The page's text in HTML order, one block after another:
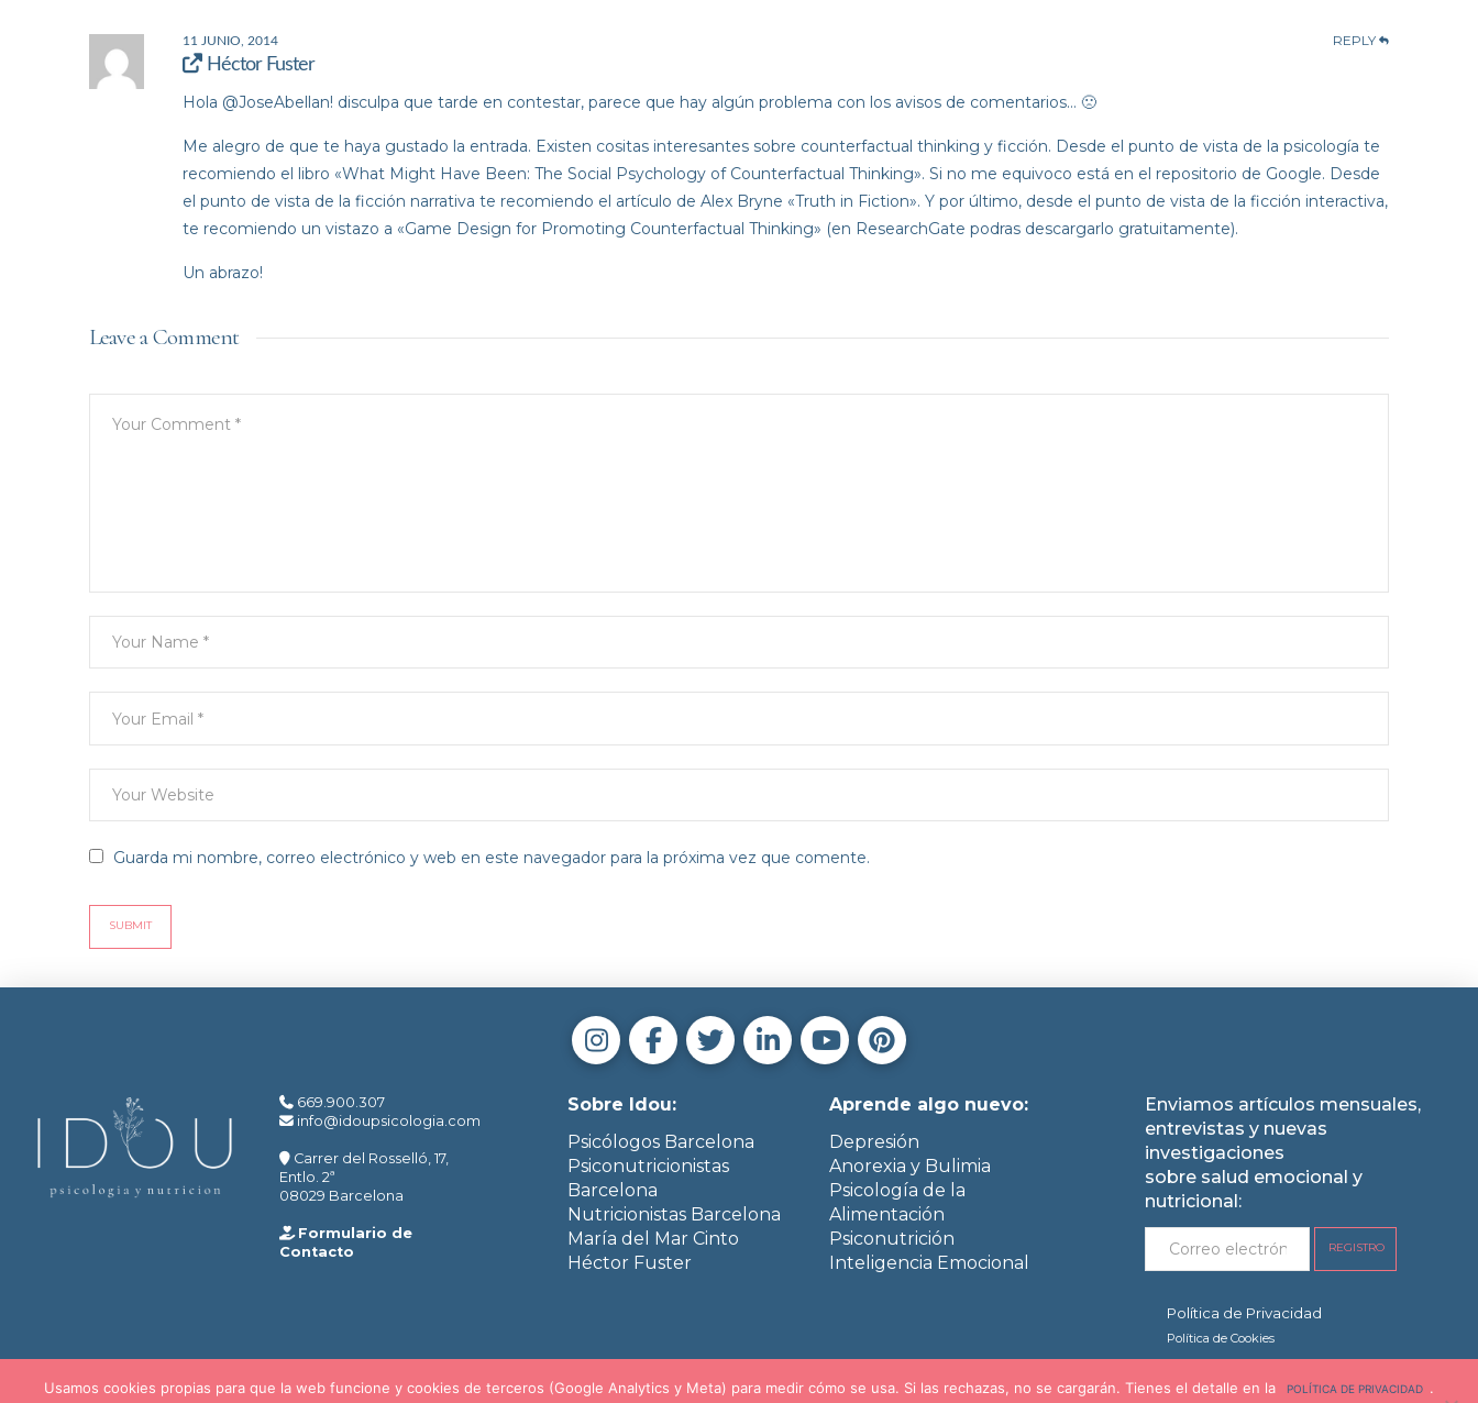
11 JUNIO, 2014 REPLY
Héctor Fuster
Hola @JoseAbellan! disculpa que tarde en contestar, parece que hay algún problema con los avisos de comentarios… 🙁
Me alegro de que te haya gustado la entrada. Existen cositas interesantes sobre counterfactual thinking y ficción. Desde el punto de vista de la psicología te
recomiendo el libro «What Might Have Been: The Social Psychology of Counterfactual Thinking». Si no me equivoco está en el repositorio de Google. Desde
el punto de vista de la ficción narrativa te recomiendo el artículo de Alex Bryne «Truth in Fiction». Y por último, desde el punto de vista de la ficción interactiva,
te recomiendo un vistazo a «Game Design for Promoting Counterfactual Thinking» (en ResearchGate podras descargarlo gratuitamente).
Un abrazo!
Leave a Comment
Guarda mi nombre, correo electrónico y web en este navegador para la próxima vez que comente.
669.900.307
info@idoupsicologia.com
Carrer del Rosselló, 17,
Entlo. 2ª
08029 Barcelona
Formulario de
Contacto
Sobre Idou:
Psicólogos Barcelona
Psiconutricionistas
Barcelona
Nutricionistas Barcelona
María del Mar Cinto
Héctor Fuster
Aprende algo nuevo:
Depresión
Anorexia y Bulimia
Psicología de la
Alimentación
Psiconutrición
Inteligencia Emocional
Enviamos artículos mensuales,
entrevistas y nuevas
investigaciones
sobre salud emocional y
nutricional:
Política de Privacidad
Política de Cookies
REVOCAR COOKIES
Usamos cookies propias para que la web funcione y cookies de terceros (Google Analytics y Meta) para medir cómo se usa. Si las rechazas, no se cargarán. Tienes el detalle en la POLÍTICA DE PRIVACIDAD .